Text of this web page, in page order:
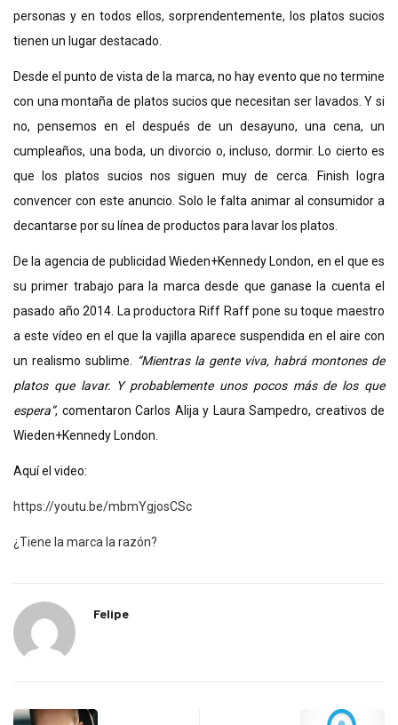
personas y en todos ellos, sorprendentemente, los platos sucios
tienen un lugar destacado.
Desde el punto de vista de la marca, no hay evento que no termine
con una montaña de platos sucios que necesitan ser lavados. Y si
no, pensemos en el después de un desayuno, una cena, un
cumpleaños, una boda, un divorcio o, incluso, dormir. Lo cierto es
que los platos sucios nos siguen muy de cerca. Finish logra
convencer con este anuncio. Solo le falta animar al consumidor a
decantarse por su línea de productos para lavar los platos.
De la agencia de publicidad Wieden+Kennedy London, en el que es
su primer trabajo para la marca desde que ganase la cuenta el
pasado año 2014. La productora Riff Raff pone su toque maestro
a este vídeo en el que la vajilla aparece suspendida en el aire con
un realismo sublime. “Mientras la gente viva, habrá montones de
platos que lavar. Y probablemente unos pocos más de los que
espera”, comentaron Carlos Alija y Laura Sampedro, creativos de
Wieden+Kennedy London.
Aquí el video:
https://youtu.be/mbmYgjosCSc
¿Tiene la marca la razón?
Felipe